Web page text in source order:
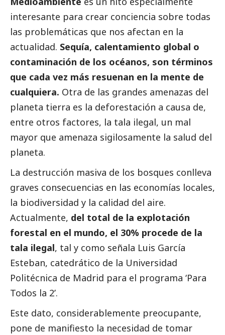
interesante para crear conciencia sobre todas
las problemáticas que nos afectan en la
actualidad. Sequía, calentamiento global o
contaminación de los océanos, son términos
que cada vez más resuenan en la mente de
cualquiera. Otra de las grandes amenazas del
planeta tierra es la deforestación a causa de,
entre otros factores, la tala ilegal, un mal
mayor que amenaza sigilosamente la salud del
planeta.
La destrucción masiva de los bosques conlleva
graves consecuencias en las economías locales,
la biodiversidad y la calidad del aire.
Actualmente, del total de la explotación
forestal en el mundo, el 30% procede de la
tala ilegal, tal y como señala Luis García
Esteban, catedrático de la Universidad
Politécnica de Madrid para el programa ‘Para
Todos la 2’.
Este dato, considerablemente preocupante,
pone de manifiesto la necesidad de tomar